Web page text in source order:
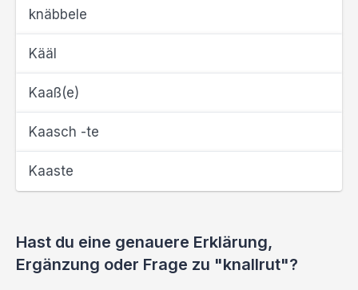
knäbbele
Kääl
Kaaß(e)
Kaasch -te
Kaaste
Hast du eine genauere Erklärung,
Ergänzung oder Frage zu "knallrut"?